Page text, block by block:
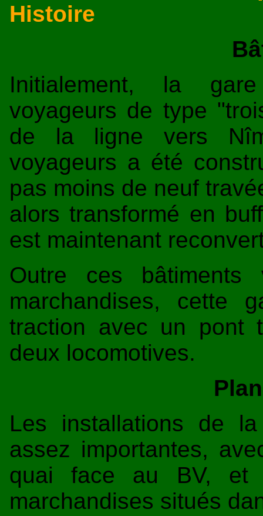
Histoire
Initialement, la
voyageurs de type
de la ligne vers
voyageurs a été
pas moins de neuf
alors transformé en
est maintenant
Outre ces
marchandises, cette
traction avec un pont
deux locomotives.
Les installations de
assez importantes,
quai face au BV, et
marchandises situés